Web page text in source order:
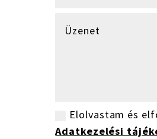
Elolvastam és
Adatkezelési